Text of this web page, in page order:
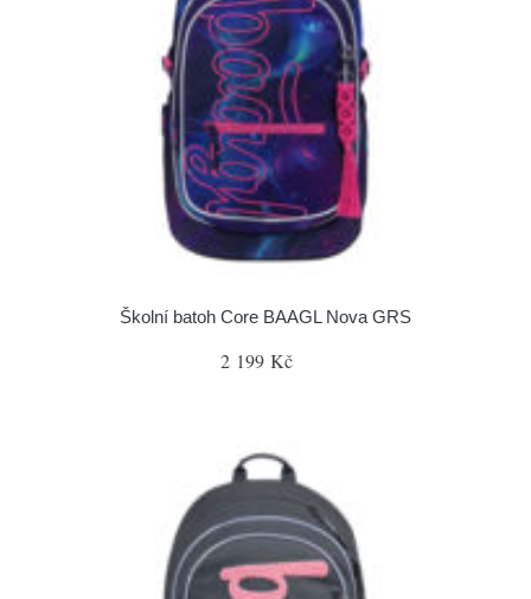
Školní batoh Core BAAGL Nova GRS
2 199 Kč